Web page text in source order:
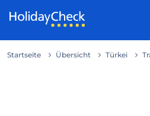
Startseite Übersicht Türkei